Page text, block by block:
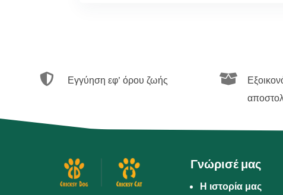
 Εγγύηση εφ’ όρου ζωής 
Γνώρισέ μας
Η ιστορία μας